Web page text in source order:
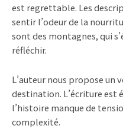
est regrettable. Les
sentir l’odeur de la
sont des montagnes, qui
réfléchir.
L’auteur nous propose un
destination. L’écriture est
l’histoire manque de
complexité.